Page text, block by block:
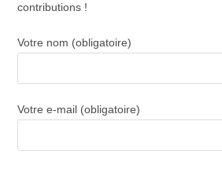
contributions !
Votre nom (obligatoire)
Votre e-mail (obligatoire)